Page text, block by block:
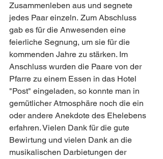
Zusammenleben aus und segnete
jedes Paar einzeln. Zum Abschluss
gab es für die Anwesenden eine
feierliche Segnung, um sie für die
kommenden Jahre zu stärken. Im
Anschluss wurden die Paare von der
Pfarre zu einem Essen in das Hotel
"Post" eingeladen, so konnte man in
gemütlicher Atmosphäre noch die ein
oder andere Anekdote des Ehelebens
erfahren. Vielen Dank für die gute
Bewirtung und vielen Dank an die
musikalischen Darbietungen der